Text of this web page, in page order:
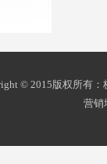
© 2015版权所有：
营销